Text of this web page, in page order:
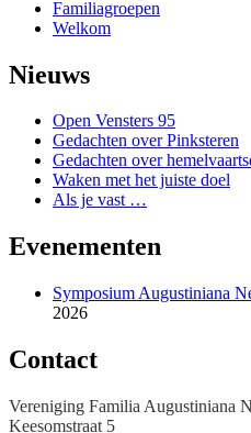
Familiagroepen
Welkom
Nieuws
Open Vensters 95
Gedachten over Pinksteren
Gedachten over
Waken met het juiste doel
Als je vast …
Evenementen
Symposium Augustiniana
2026
Contact
Vereniging Familia Augustiniana
Keesomstraat 5